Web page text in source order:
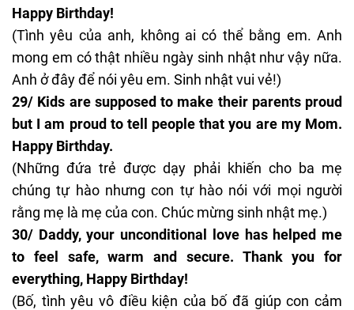
Happy Birthday!
(Tình yêu của anh, không ai có thể bằng em. Anh
mong em có thật nhiều ngày sinh nhật như vậy nữa.
Anh ở đây để nói yêu em. Sinh nhật vui vẻ!)
29/ Kids are supposed to make their parents proud
but I am proud to tell people that you are my Mom.
Happy Birthday.
(Những đứa trẻ được dạy phải khiến cho ba mẹ
chúng tự hào nhưng con tự hào nói với mọi người
rằng mẹ là mẹ của con. Chúc mừng sinh nhật mẹ.)
30/ Daddy, your unconditional love has helped me
to feel safe, warm and secure. Thank you for
everything, Happy Birthday!
(Bố, tình yêu vô điều kiện của bố đã giúp con cảm